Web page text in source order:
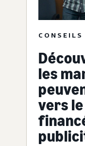
les
vers